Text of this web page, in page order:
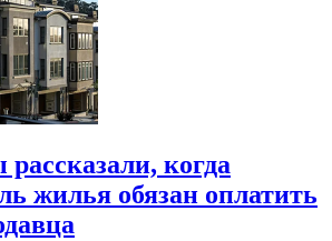
когда
жилья обязан оплатить